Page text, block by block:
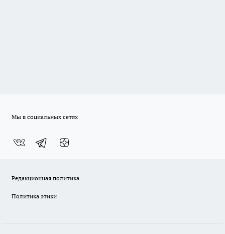
Мы в социальных сетях
Редакционная политика
Политика этики